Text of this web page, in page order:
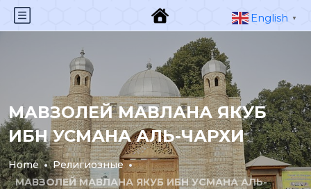
МАВЗОЛЕЙ МАВЛАНА ЯКУБ
ИБН УСМАНА АЛЬ-ЧАРХИ
Home
Религиозные
МАВЗОЛЕЙ МАВЛАНА ЯКУБ ИБН УСМАНА АЛЬ-
English ▼